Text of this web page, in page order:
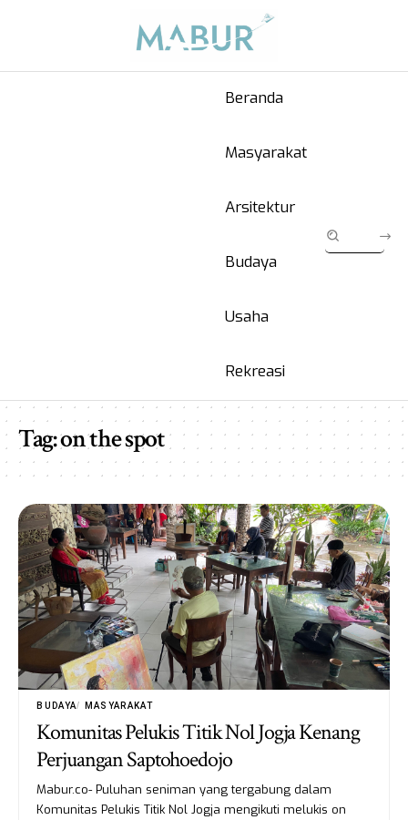
Beranda
Masyarakat
Arsitektur
Budaya
Usaha
Rekreasi
Tag:on the spot
BUDAYA MASYARAKAT
Komunitas Pelukis Titik Nol Jogja Kenang
Perjuangan Saptohoedojo
Mabur.co- Puluhan seniman yang tergabung dalam
Komunitas Pelukis Titik Nol Jogja mengikuti melukis on